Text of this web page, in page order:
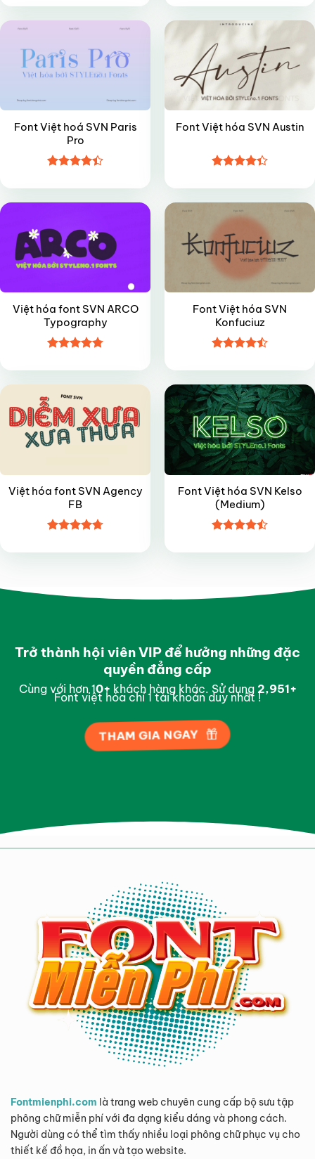
hạng4.85
5 sao
hạng55
sao
Font Việt hoá SVN Paris
Pro
hạng4.4
5 sao
Font Việt hóa SVN Austin
hạng4.35
5 sao
Việt hóa font SVN ARCO
Typography
hạng4.85
sao
Font Việt hóa SVN
Konfuciuz
hạng4.45
5 sao
Việt hóa font SVN Agency
FB
hạng4.75
Font Việt hóa SVN Kelso
(Medium)
hạng4.5
Trở thành hội viên VIP để hưởng những đặc
quyền đẳng cấp
Cùng với hơn 10+khách hàng khác. Sử dụng 2,996+
Font việt hóa chỉ 1 tài khoản duy nhất !
THAM GIA NGAY
Fontmienphi.com là trang web chuyên cung cấp bộ sưu tập
phông chữ miễn phí với đa dạng kiểu dáng và phong cách.
Người dùng có thể tìm thấy nhiều loại phông chữ phục vụ cho
thiết kế đồ họa, in ấn và tạo website.